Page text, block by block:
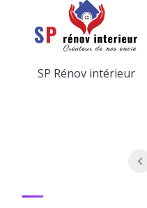
SP Rénov intérieur